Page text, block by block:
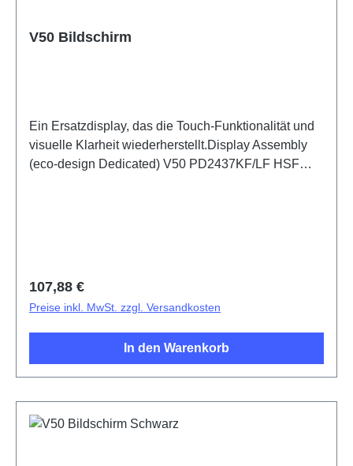
V50 Bildschirm
Ein Ersatzdisplay, das die Touch-Funktionalität und
visuelle Klarheit wiederherstellt.Display Assembly
(eco-design Dedicated) V50 PD2437KF/LF HSF
Regulärer Preis:
107,88 €
Preise inkl. MwSt. zzgl. Versandkosten
In den Warenkorb